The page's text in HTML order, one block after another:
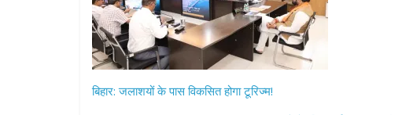
बिहार: जलाशयों के पास विकसित होगा टूरिज्म!